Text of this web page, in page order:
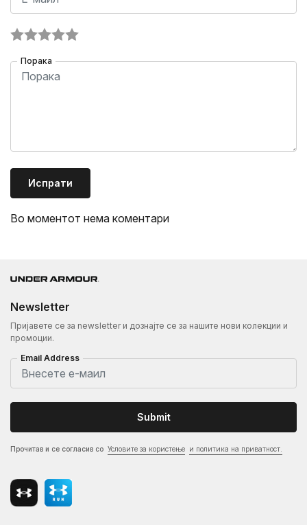
Порака
Испрати
Во моментот нема коментари
Newsletter
Пријавете се за newsletter и дознајте се за нашите нови колекции и
промоции.
Email Address
Submit
Прочитав и се согласив со Условите за користење и политика на приватност.